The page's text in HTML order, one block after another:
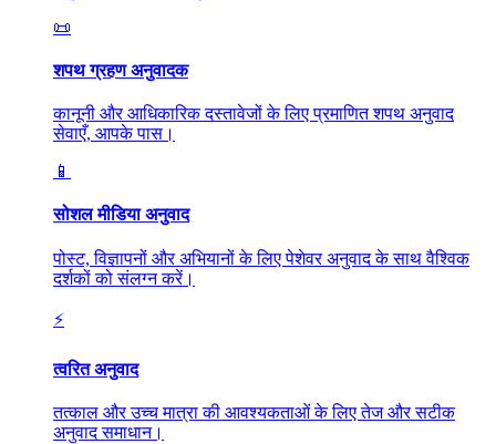
📜
शपथ ग्रहण अनुवादक
कानूनी और आधिकारिक दस्तावेजों के लिए प्रमाणित शपथ अनुवाद
सेवाएँ, आपके पास।
📱
सोशल मीडिया अनुवाद
पोस्ट, विज्ञापनों और अभियानों के लिए पेशेवर अनुवाद के साथ वैश्विक
दर्शकों को संलग्न करें।
⚡
त्वरित अनुवाद
तत्काल और उच्च मात्रा की आवश्यकताओं के लिए तेज और सटीक
अनुवाद समाधान।